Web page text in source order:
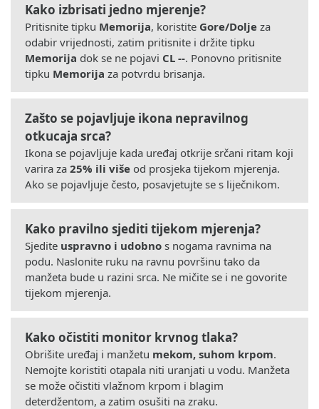
Kako izbrisati jedno mjerenje?
Pritisnite tipku Memorija, koristite Gore/Dolje za
odabir vrijednosti, zatim pritisnite i držite tipku
Memorija dok se ne pojavi CL --. Ponovno pritisnite
tipku Memorija za potvrdu brisanja.
Zašto se pojavljuje ikona nepravilnog
otkucaja srca?
Ikona se pojavljuje kada uređaj otkrije srčani ritam koji
varira za 25% ili više od prosjeka tijekom mjerenja.
Ako se pojavljuje često, posavjetujte se s liječnikom.
Kako pravilno sjediti tijekom mjerenja?
Sjedite uspravno i udobno s nogama ravnima na
podu. Naslonite ruku na ravnu površinu tako da
manžeta bude u razini srca. Ne mičite se i ne govorite
tijekom mjerenja.
Kako očistiti monitor krvnog tlaka?
Obrišite uređaj i manžetu mekom, suhom krpom.
Nemojte koristiti otapala niti uranjati u vodu. Manžeta
se može očistiti vlažnom krpom i blagim
deterdžentom, a zatim osušiti na zraku.